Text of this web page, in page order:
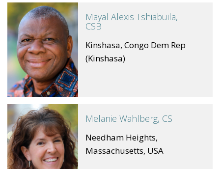
Mayal Alexis Tshiabuila,
CSB
Kinshasa, Congo Dem Rep
(Kinshasa)
Melanie Wahlberg, CS
Needham Heights,
Massachusetts, USA